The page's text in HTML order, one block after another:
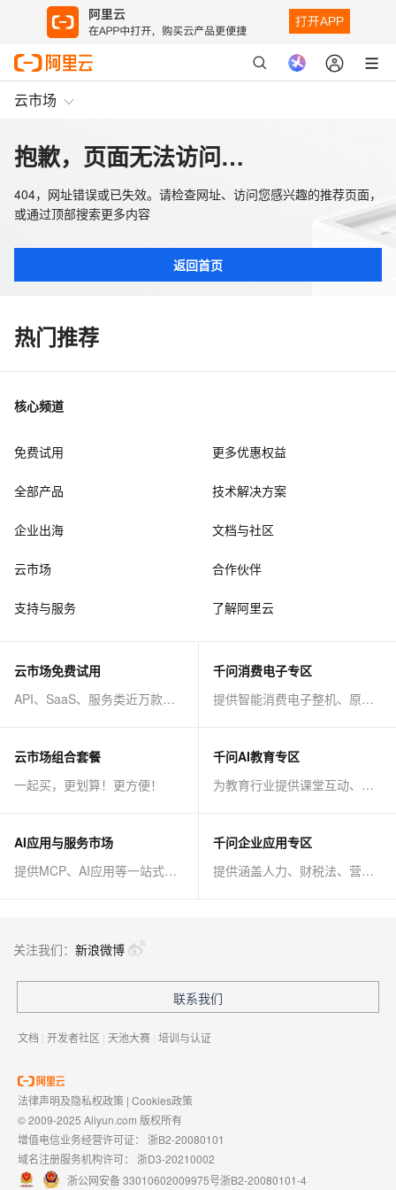
云市场
抱歉，页面无法访问…
404，网址错误或已失效。请检查网址、访问您感兴趣的推荐页面，
或通过顶部搜索更多内容
返回首页
热门推荐
核心频道
免费试用 更多优惠权益
全部产品 技术解决方案
企业出海 文档与社区
云市场 合作伙伴
支持与服务 了解阿里云
云市场免费试用
API、SaaS、服务类近万款商品免费试！
千问消费电子专区
提供智能消费电子整机、原子能力等AI方案
云市场组合套餐
一起买，更划算！更方便！
千问AI教育专区
为教育行业提供课堂互动、课程制作等AI方案
AI应用与服务市场
提供MCP、AI应用等一站式AI解决方案
千问企业应用专区
提供涵盖人力、财税法、营销、客服等AI方案
关注我们： 新浪微博
联系我们
文档 | 开发者社区 | 天池大赛 | 培训与认证
法律声明及隐私权政策 | Cookies政策
© 2009-2025 Aliyun.com 版权所有
增值电信业务经营许可证： 浙B2-20080101
域名注册服务机构许可： 浙D3-20210002
浙公网安备 33010602009975号浙B2-20080101-4